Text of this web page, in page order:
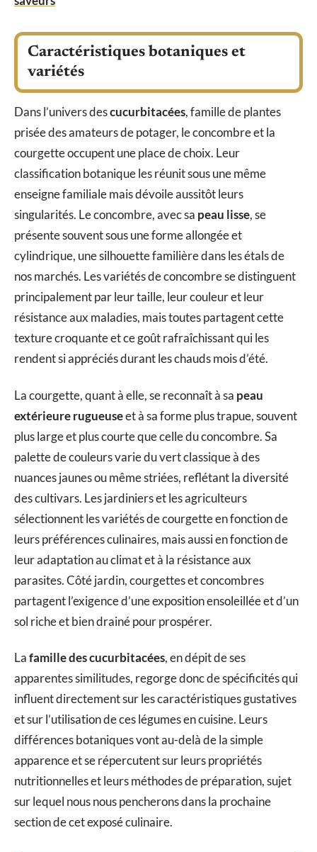
Caractéristiques botaniques et
variétés
Dans l’univers descucurbitacées, famille de plantes
prisée des amateurs de potager, le concombre et la
courgette occupent une place de choix. Leur
classification botanique les réunit sous une même
enseigne familiale mais dévoile aussitôt leurs
singularités. Le concombre, avec sa peau lisse, se
présente souvent sous une forme allongée et
cylindrique, une silhouette familière dans les étals de
nos marchés. Les variétés de concombre se distinguent
principalement par leur taille, leur couleur et leur
résistance aux maladies, mais toutes partagent cette
texture croquante et ce goût rafraîchissant qui les
rendent si appréciés durant les chauds mois d’été.
La courgette, quant à elle, se reconnaît à sa peau
extérieure rugueuseet à sa forme plus trapue, souvent
plus large et plus courte que celle du concombre. Sa
palette de couleurs varie du vert classique à des
nuances jaunes ou même striées, reflétant la diversité
des cultivars. Les jardiniers et les agriculteurs
sélectionnent les variétés de courgette en fonction de
leurs préférences culinaires, mais aussi en fonction de
leur adaptation au climat et à la résistance aux
parasites. Côté jardin, courgettes et concombres
partagent l’exigence d’une exposition ensoleillée et d’un
sol riche et bien drainé pour prospérer.
Lafamille des cucurbitacées, en dépit de ses
apparentes similitudes, regorge donc de spécificités qui
influent directement sur les caractéristiques gustatives
et sur l’utilisation de ces légumes en cuisine. Leurs
différences botaniques vont au-delà de la simple
apparence et se répercutent sur leurs propriétés
nutritionnelles et leurs méthodes de préparation, sujet
sur lequel nous nous pencherons dans la prochaine
section de cet exposé culinaire.